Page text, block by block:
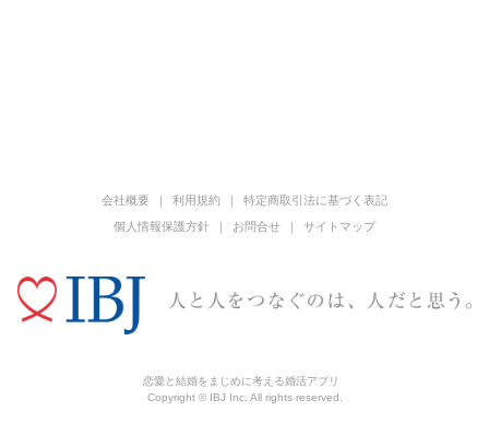
会社概要 利用規約
特定商取引法に基づく表記
個人情報保護方針
お問合せ サイトマップ
恋愛と結婚をまじめに考える婚活アプリ
Copyright © IBJ Inc. All rights reserved.